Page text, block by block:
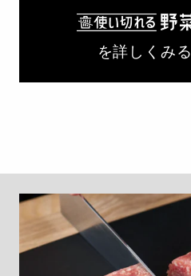
を詳しくみる